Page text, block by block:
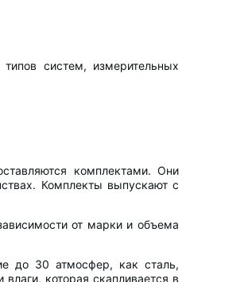
систем, измерительных
комплектами. Они
Комплекты выпускают с
от марки и объема
до 30 атмосфер, как сталь,
которая скапливается в